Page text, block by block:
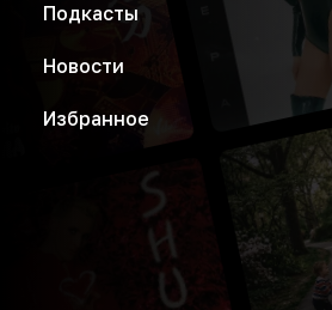
Подкасты
Новости
Избранное